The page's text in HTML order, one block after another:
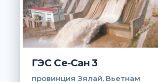
ГЭС Се-Сан 3
провинция Зялай, Вьетнам